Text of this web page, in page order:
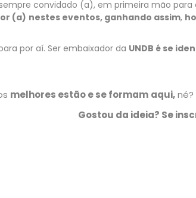
convidado (a), em primeira mão para
(a) nestes eventos, ganhando assim,
por aí. Ser embaixador da UNDB é se
melhores estão e se formam aqui,né?
Gostou da ideia? Se